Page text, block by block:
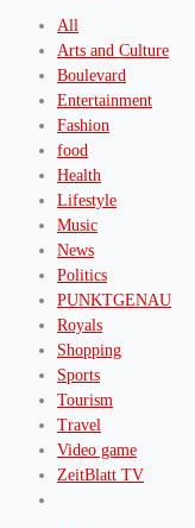
All
Arts and Culture
Boulevard
Entertainment
Fashion
food
Health
Lifestyle
Music
News
Politics
PUNKTGENAU
Royals
Shopping
Sports
Tourism
Travel
Video game
ZeitBlatt TV